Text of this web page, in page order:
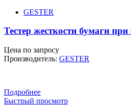
GESTER
Тестер жесткости бумаги при
Цена по запросу
Производитель: GESTER
Подробнее
Быстрый просмотр